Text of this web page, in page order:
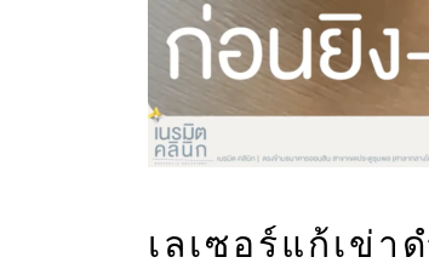
เลเซอร์แก้เข่า